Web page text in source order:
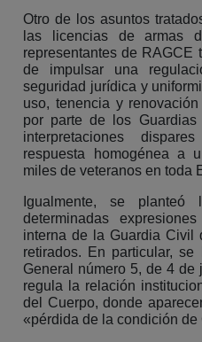
Otro de los asuntos
las licencias de armas
representantes de RAGCE
de impulsar una
seguridad jurídica y
uso, tenencia y
por parte de los Guardias
interpretaciones
respuesta homogénea a
miles de veteranos en toda
Igualmente, se
determinadas
interna de la Guardia Civil
retirados. En particular,
General número 5, de 4
regula la relación
del Cuerpo, donde
«pérdida de la condición de